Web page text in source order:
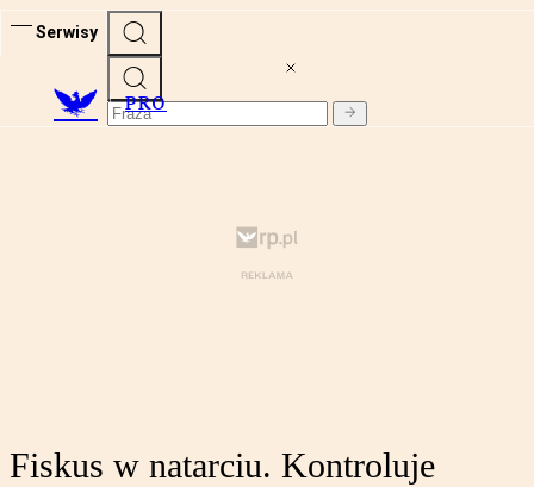
Serwisy
PRO
Fiskus w natarciu. Kontroluje